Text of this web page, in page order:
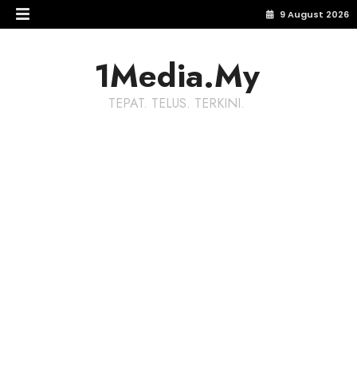
9 August 2026
1Media.My
TEPAT. TELUS. TERKINI.